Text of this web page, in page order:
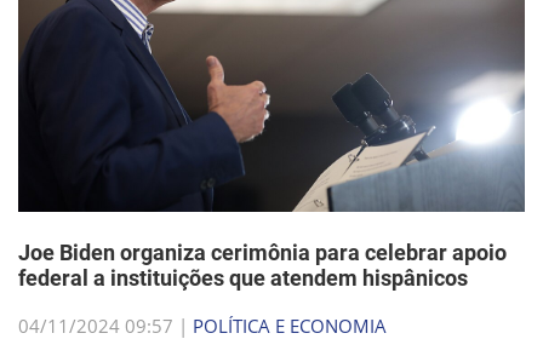
Joe Biden organiza cerimônia para celebrar apoio
federal a instituições que atendem hispânicos
04/11/2024 09:57 | POLÍTICA E ECONOMIA